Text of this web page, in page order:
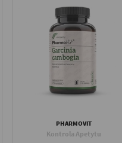
PHARMOVIT
Kontrola Apetytu